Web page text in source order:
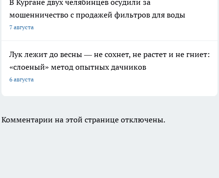
В Кургане двух челябинцев осудили за
мошенничество с продажей фильтров для воды
7 августа
Лук лежит до весны — не сохнет, не растет и не гниет:
«слоеный» метод опытных дачников
6 августа
Комментарии на этой странице отключены.